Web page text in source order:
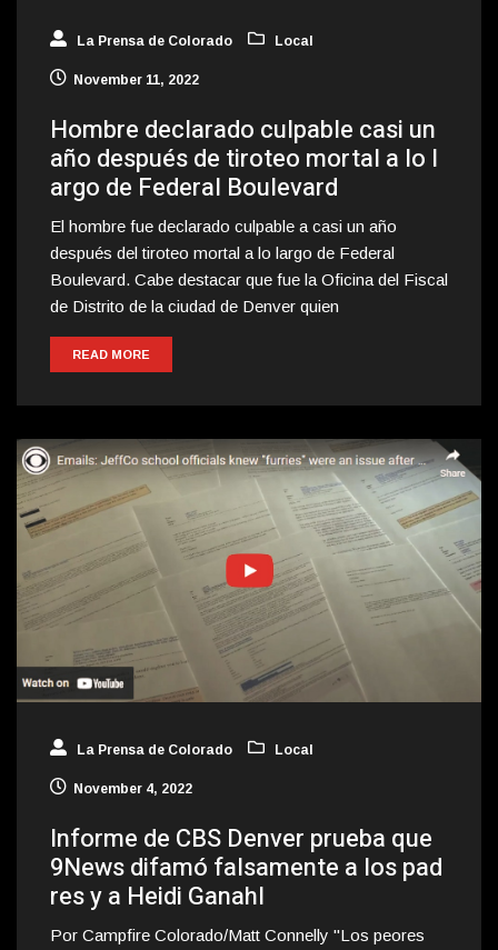
La Prensa de Colorado Local
November 11, 2022
Hombre declarado culpable casi un
año después de tiroteo mortal a lo l
argo de Federal Boulevard
El hombre fue declarado culpable a casi un año
después del tiroteo mortal a lo largo de Federal
Boulevard. Cabe destacar que fue la Oficina del Fiscal
de Distrito de la ciudad de Denver quien
READ MORE
La Prensa de Colorado Local
November 4, 2022
Informe de CBS Denver prueba que
9News difamó falsamente a los pad
res y a Heidi Ganahl
Por Campfire Colorado/Matt Connelly "Los peores